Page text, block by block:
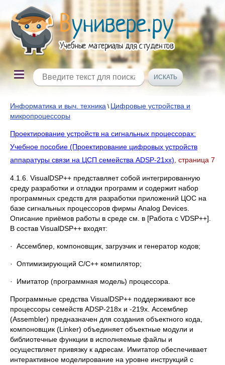
Информатика и выч. техника \ Цифровые устройства и
микропроцессоры
Проектирование устройств на сигнальных процессорах:
Учебное пособие (Проектирование цифровых устройств
аппаратуры связи на ЦСП семейства ADSP-21xx) , страница 7
4.1.6. VisualDSP++ представляет собой интегрированную
среду разработки и отладки программ и содержит набор
программных средств для разработки приложений ЦОС на
базе сигнальных процессоров фирмы Analog Devices.
Описание приёмов работы в среде см. в [Работа с VDSP++].
В состав VisualDSP++ входят:
· Ассемблер, компоновщик, загрузчик и генератор кодов;
· Оптимизирующий C/C++ компилятор;
· Имитатор (программная модель) процессора.
Программные средства VisualDSP++ поддерживают все
процессоры семейств ADSP-218x и -219х. Ассемблер
(Assembler) предназначен для создания объектного кода,
компоновщик (Linker) объединяет объектные модули и
библиотечные функции в исполняемые файлы и
осуществляет привязку к адресам. Имитатор обеспечивает
интерактивное моделирование на уровне инструкций с